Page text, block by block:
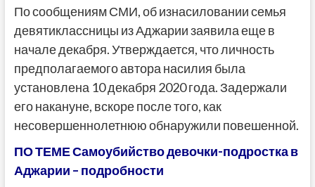
По сообщениям СМИ, об изнасиловании семья
девятиклассницы из Аджарии заявила еще в
начале декабря. Утверждается, что личность
предполагаемого автора насилия была
установлена 10 декабря 2020 года. Задержали
его накануне, вскоре после того, как
несовершеннолетнюю обнаружили повешенной.
ПО ТЕМЕ Самоубийство девочки-подростка в
Аджарии – подробности